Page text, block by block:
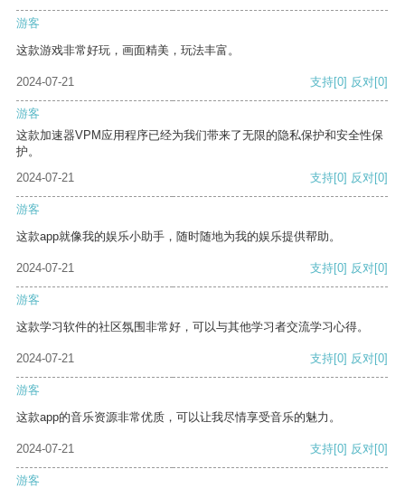
游客
这款游戏非常好玩，画面精美，玩法丰富。
2024-07-21 支持[0] 反对[0]
游客
这款加速器VPM应用程序已经为我们带来了无限的隐私保护和安全性保
护。
2024-07-21
支持[0] 反对[0]
游客
这款app就像我的娱乐小助手，随时随地为我的娱乐提供帮助。
2024-07-21 支持[0] 反对[0]
游客
这款学习软件的社区氛围非常好，可以与其他学习者交流学习心得。
2024-07-21 支持[0] 反对[0]
游客
这款app的音乐资源非常优质，可以让我尽情享受音乐的魅力。
2024-07-21 支持[0] 反对[0]
游客